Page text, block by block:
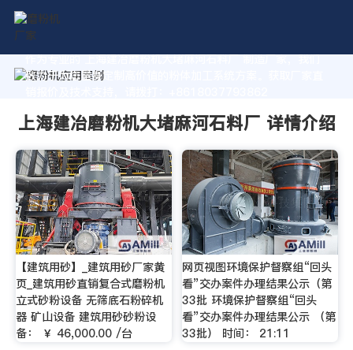
作为专业的 上海建冶磨粉机大堵麻河石料厂 制造厂家，我们
致力于为您量身定制高价值的粉体加工系统方案。获取厂家直
上海建冶磨粉机大堵麻河石料厂 详情介绍
【建筑用砂】_建筑用砂厂家黄
页_建筑用砂直销复合式磨粉机
立式砂粉设备 无筛底石粉碎机
器 矿山设备 建筑用砂砂粉设
备： ￥ 46,000.00 /台
网页视图环境保护督察组“回头
看”交办案件办理结果公示（第
33批 环境保护督察组“回头
看”交办案件办理结果公示 （第
33批） 时间： 21:11